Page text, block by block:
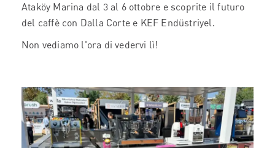
Ataköy Marina dal 3 al 6 ottobre e scoprite il futuro
del caffè con Dalla Corte e KEF Endüstriyel.
Non vediamo l'ora di vedervi lì!